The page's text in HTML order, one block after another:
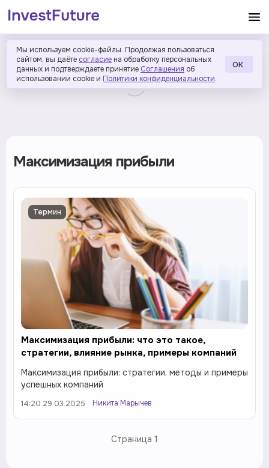
Мы используем cookie-файлы. Продолжая пользоваться
сайтом, вы даёте согласие на обработку персональных
данных и подтверждаете принятие Соглашения об
использовании cookie и Политики конфиденциальности.
ОК
Максимизация прибыли
Термин
Максимизация прибыли: что это такое,
стратегии, влияние рынка, примеры компаний
Максимизация прибыли: стратегии, методы и примеры
успешных компаний
14:20 29.03.2025 Никита Марычев
Страница 1